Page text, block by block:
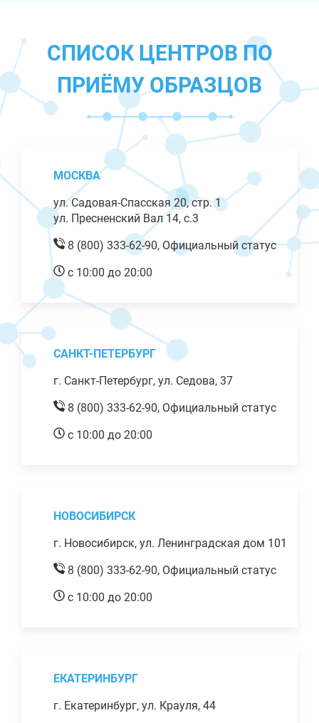
СПИСОК ЦЕНТРОВ ПО
ПРИЁМУ ОБРАЗЦОВ
МОСКВА
ул. Садовая-Спасская 20, стр. 1
ул. Пресненский Вал 14, с.3
8 (800) 333-62-90, Официальный статус
с 10:00 до 20:00
САНКТ-ПЕТЕРБУРГ
г. Санкт-Петербург, ул. Седова, 37
8 (800) 333-62-90, Официальный статус
с 10:00 до 20:00
НОВОСИБИРСК
г. Новосибирск, ул. Ленинградская дом 101
8 (800) 333-62-90, Официальный статус
с 10:00 до 20:00
ЕКАТЕРИНБУРГ
г. Екатеринбург, ул. Крауля, 44